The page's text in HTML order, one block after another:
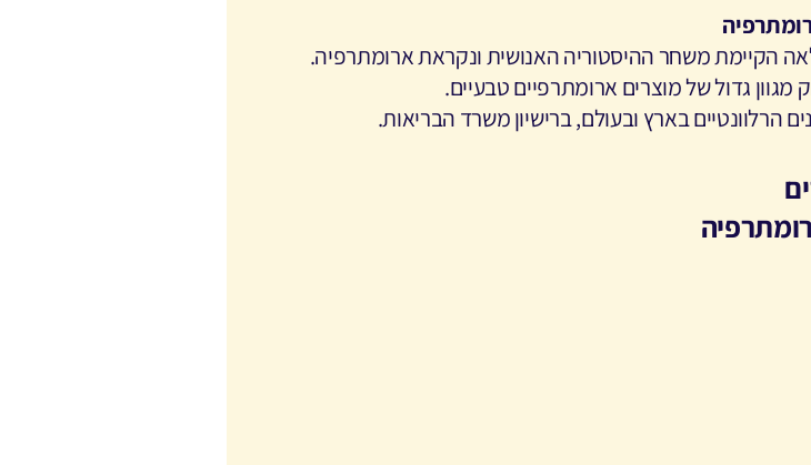
ונקראת ארומתרפיה.
מגוון גדול של מוצרים ארומתרפיים טבעיים.
הרלוונטיים בארץ ובעולם, ברישיון משרד הבריאות.